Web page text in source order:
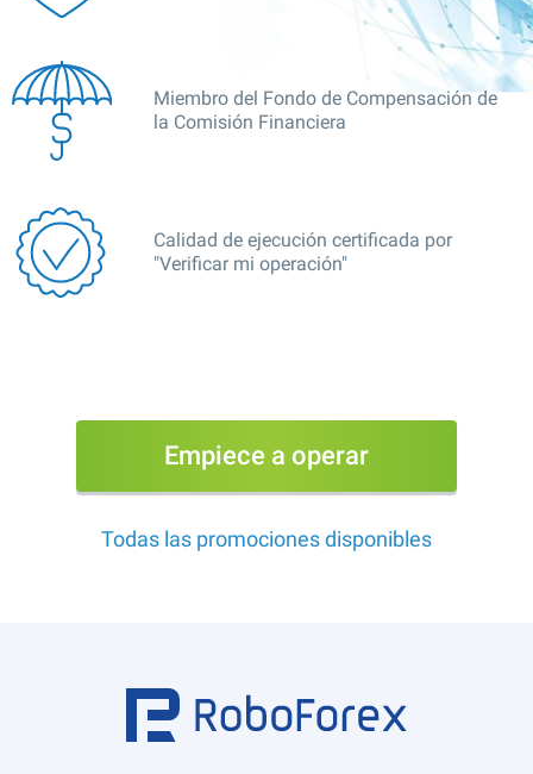
Miembro del Fondo de Compensación de
la Comisión Financiera
Calidad de ejecución certificada por
"Verificar mi operación"
Empiece a operar
Todas las promociones disponibles